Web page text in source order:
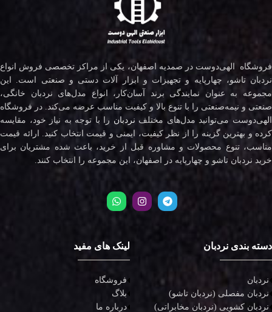
فروشگاه الهی‌دوست در صمدیه اصفهان، یکی از مراکز تخصصی فروش انواع
نردبان تاشو، چهارپایه و تجهیزات و ابزار آلات دستی و صنعتی است. این
مجموعه به عنوان نمایندگی برند آسان‌کار، انواع مدل‌های نردبان خانگی،
صنعتی و نیمه‌صنعتی را با تنوع بالا و کیفیت مناسب عرضه می‌کند. در فروشگاه
الهی‌دوست می‌توانید مدل‌های مختلف نردبان را با توجه به نیاز خود، مقایسه
کرده و بهترین گزینه را از نظر کیفیت، ایمنی و قیمت انتخاب کنید. ارائه قیمت
مناسب، تنوع محصولات و مشاوره قبل از خرید، باعث شده مشتریان برای
خرید نردبان تاشو و چهارپایه در اصفهان، این مجموعه را انتخاب کنند.
دسته بندی نردبان
نردبان
نردبان مفصلی (نردبان تاشو)
نردبان کشویی (نردبان مخابراتی)
لینک های مفید
فروشگاه
بلاگ
درباره ما